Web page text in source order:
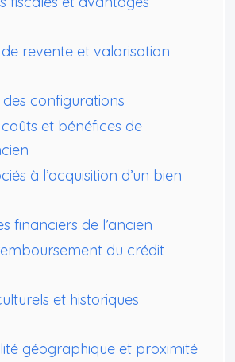
revente et valorisation
des configurations
et bénéfices de
à l’acquisition d’un bien
financiers de l’ancien
du crédit
et historiques
géographique et proximité